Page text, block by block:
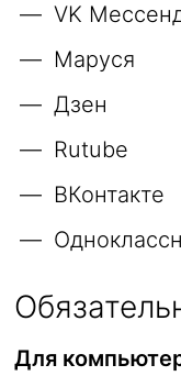
VK
Маруся
Дзен
Rutube
ВКонтакте
Для